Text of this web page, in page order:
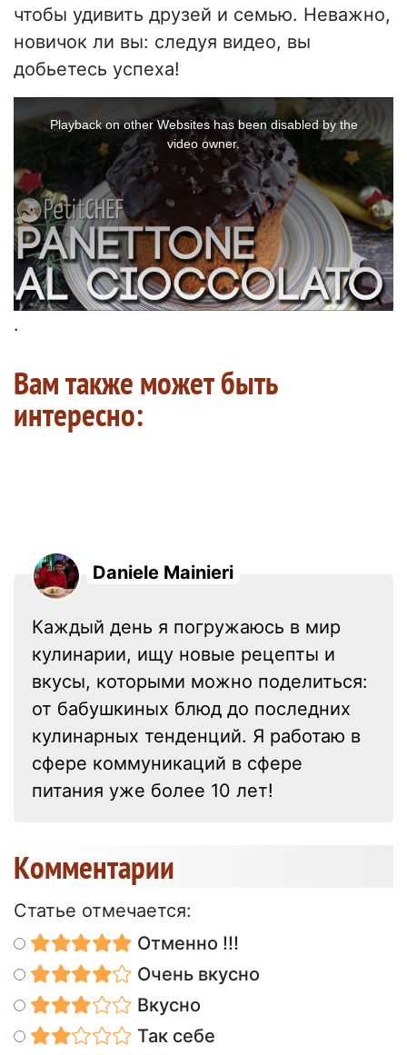
чтобы удивить друзей и семью. Неважно,
новичок ли вы: следуя видео, вы
добьетесь успеха!
This
modal
Playback on other Websites has been disabled by the
video owner.
.
Вам также может быть
интересно:
Daniele Mainieri
Каждый день я погружаюсь в мир
кулинарии, ищу новые рецепты и
вкусы, которыми можно поделиться:
от бабушкиных блюд до последних
кулинарных тенденций. Я работаю в
сфере коммуникаций в сфере
питания уже более 10 лет!
Kомментарии
Статье отмечается:
Отменно !!!
Очень вкусно
Вкусно
Так себе